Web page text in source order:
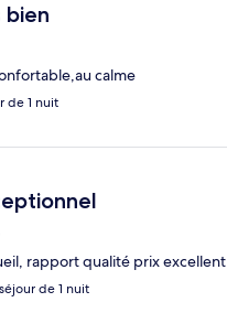
bien
calme
de 1 nuit
rapport qualité prix excellent
de 1 nuit